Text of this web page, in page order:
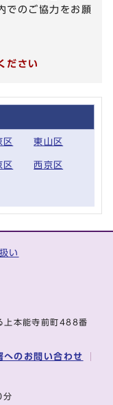
でのご協力をお願
ださい
区 東山区
区 西京区
い
本能寺前町488番
へのお問い合わせ
分